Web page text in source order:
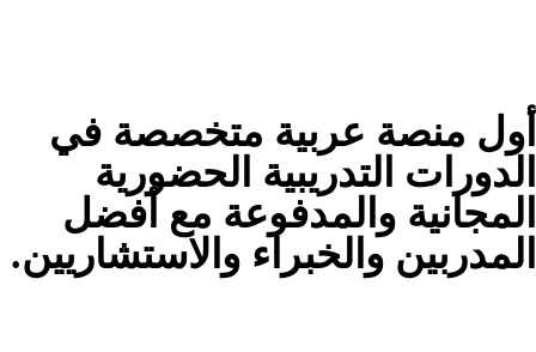
أول منصة عربية متخصصة في
الدورات التدريبية الحضورية
المجانية والمدفوعة مع أفضل
المدربين والخبراء والاستشاريين.